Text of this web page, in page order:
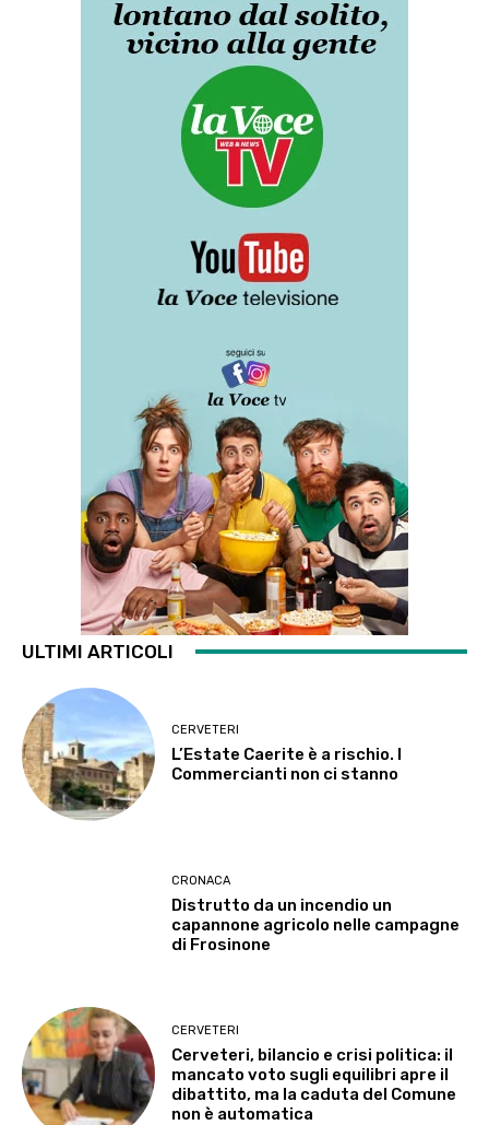
ULTIMI ARTICOLI
CERVETERI
L’Estate Caerite è a rischio. I
Commercianti non ci stanno
CRONACA
Distrutto da un incendio un
capannone agricolo nelle campagne
di Frosinone
CERVETERI
Cerveteri, bilancio e crisi politica: il
mancato voto sugli equilibri apre il
dibattito, ma la caduta del Comune
non è automatica